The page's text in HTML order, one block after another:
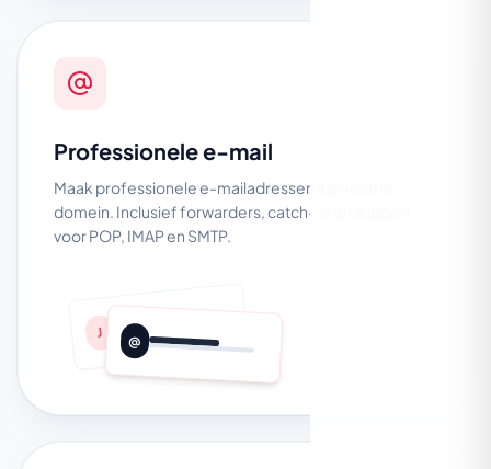
Professionele e-mail
Maak professionele e-mailadressen aan voor je
domein. Inclusief forwarders, catch-all en support
voor POP, IMAP en SMTP.
J @